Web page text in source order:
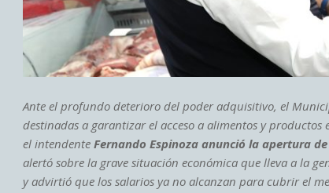
Ante el profundo deterioro del poder adquisitivo, el
destinadas a garantizar el acceso a alimentos y productos
el intendente Fernando Espinoza anunció la apertura
alertó sobre la grave situación económica que lleva a la
y advirtió que los salarios ya no alcanzan para cubrir el